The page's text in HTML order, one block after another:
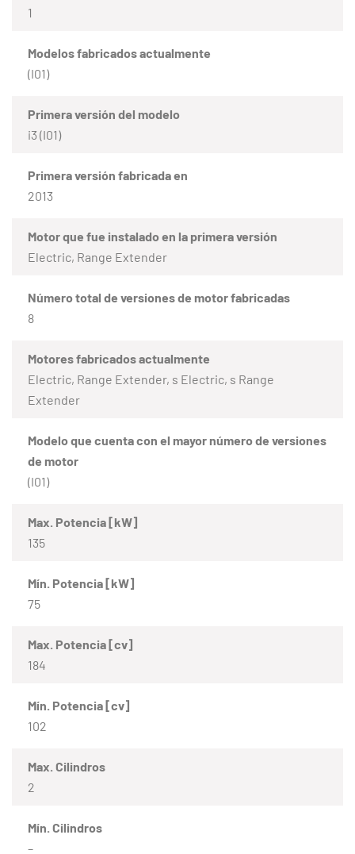
1
Modelos fabricados actualmente
(I01)
Primera versión del modelo
i3 (I01)
Primera versión fabricada en
2013
Motor que fue instalado en la primera versión
Electric, Range Extender
Número total de versiones de motor fabricadas
8
Motores fabricados actualmente
Electric, Range Extender, s Electric, s Range
Extender
Modelo que cuenta con el mayor número de versiones
de motor
(I01)
Max. Potencia [kW]
135
Mín. Potencia [kW]
75
Max. Potencia [cv]
184
Mín. Potencia [cv]
102
Max. Cilindros
2
Mín. Cilindros
–